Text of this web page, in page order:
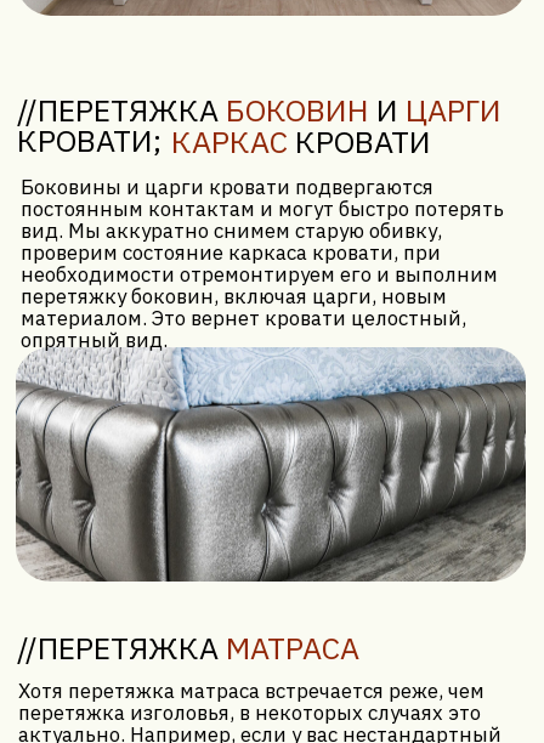
но чаще рекомендуем рассмотреть перетяжку
Стоимость
перетяжки
кровати